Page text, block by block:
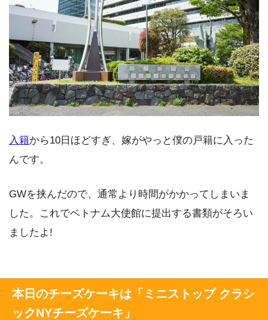
入籍から10日ほどすぎ、嫁がやっと僕の戸籍に入った
んです。
GWを挟んだので、通常より時間がかかってしまいま
した。これでベトナム大使館に提出する書類がそろい
ましたよ!
本日のチーズケーキは「ミニストップ クラシ
ックNYチーズケーキ」